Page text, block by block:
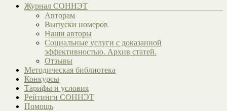
Журнал СОННЭТ
Авторам
Выпуски номеров
Наши авторы
Социальные услуги с доказанной
эффективностью. Архив статей.
Отзывы
Методическая библиотека
Конкурсы
Тарифы и условия
Рейтинги СОННЭТ
Помощь